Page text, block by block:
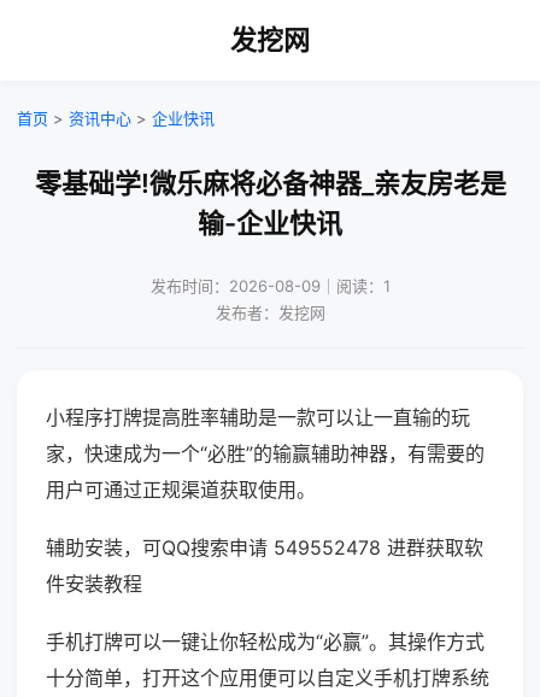
发挖网
首页 > 资讯中心 > 企业快讯
零基础学!微乐麻将必备神器_亲友房老是
输-企业快讯
发布时间：2026-08-09｜阅读：1
发布者：发挖网
小程序打牌提高胜率辅助是一款可以让一直输的玩
家，快速成为一个“必胜”的输赢辅助神器，有需要的
用户可通过正规渠道获取使用。
辅助安装，可QQ搜索申请 549552478 进群获取软
件安装教程
手机打牌可以一键让你轻松成为“必赢”。其操作方式
十分简单，打开这个应用便可以自定义手机打牌系统